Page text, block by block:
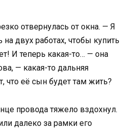
отвернулась от окна. — Я
на двух работах, чтобы купить
И теперь какая-то… — она
— какая-то дальняя
что её сын будет там жить?
провода тяжело вздохнул.
далеко за рамки его